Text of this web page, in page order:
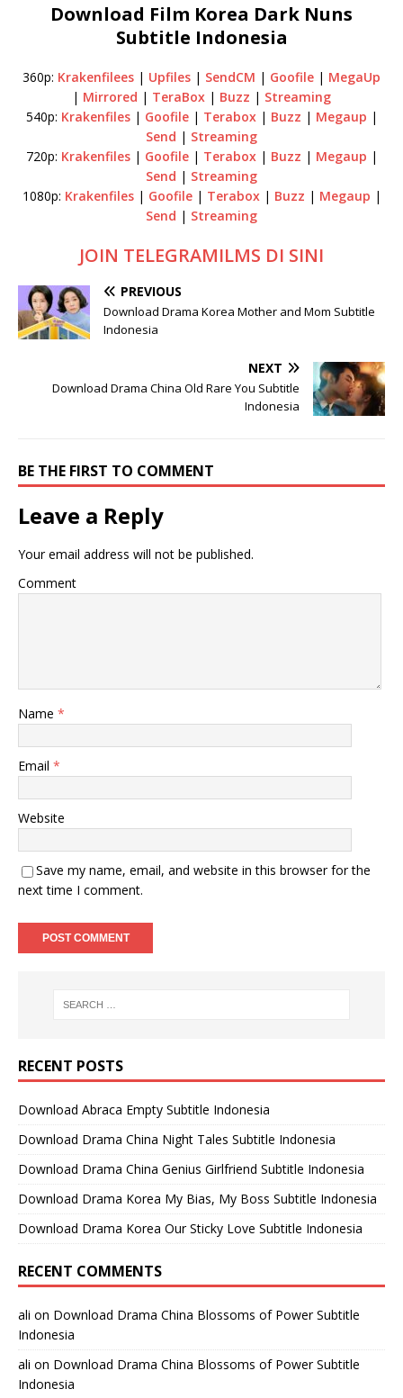
Download Film Korea Dark Nuns
Subtitle Indonesia
360p: Krakenfilees | Upfiles | SendCM | Goofile | MegaUp
| Mirrored | TeraBox | Buzz | Streaming
540p: Krakenfiles| Goofile| Terabox| Buzz | Megaup |
Send | Streaming
720p: Krakenfiles| Goofile| Terabox| Buzz | Megaup |
Send | Streaming
1080p: Krakenfiles| Goofile| Terabox| Buzz | Megaup |
Send | Streaming
JOIN TELEGRAMILMS DI SINI
PREVIOUS
Download Drama Korea Mother and Mom Subtitle
Indonesia
NEXT
Download Drama China Old Rare You Subtitle
Indonesia
BE THE FIRST TO COMMENT
Leave a Reply
Your email address will not be published.
Comment
Name *
Email *
Website
Save my name, email, and website in this browser for the
next time I comment.
RECENT POSTS
Download Abraca Empty Subtitle Indonesia
Download Drama China Night Tales Subtitle Indonesia
Download Drama China Genius Girlfriend Subtitle Indonesia
Download Drama Korea My Bias, My Boss Subtitle Indonesia
Download Drama Korea Our Sticky Love Subtitle Indonesia
RECENT COMMENTS
ali on Download Drama China Blossoms of Power Subtitle
Indonesia
ali on Download Drama China Blossoms of Power Subtitle
Indonesia